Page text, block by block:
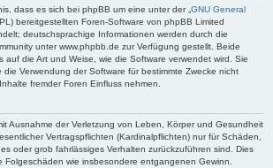
dass es sich bei phpBB um eine unter der „ GNU General
bereitgestellten Foren-Software von phpBB Limited
deutschsprachige Informationen werden durch die
unter www.phpbb.de zur Verfügung gestellt. Beide
auf die Art und Weise, wie die Software verwendet wird. Sie
Verwendung der Software für bestimmte Zwecke nicht
fremder Foren Einfluss nehmen.
Ausnahme der Verletzung von Leben, Körper und Gesundheit
Vertragspflichten (Kardinalpflichten) nur für Schäden,
oder grob fahrlässiges Verhalten zurückzuführen sind. Dies
Folgeschäden wie insbesondere entgangenen Gewinn.